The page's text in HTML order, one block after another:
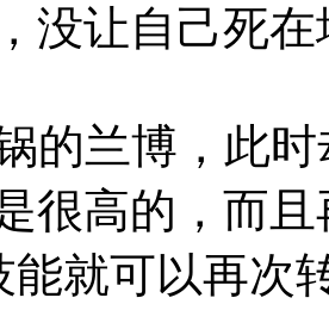
没让自己死在
的兰博，此时
很高的，而
能就可以再次